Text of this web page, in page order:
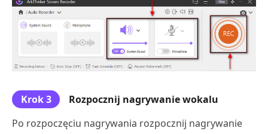
Krok 3
Rozpocznij nagrywanie wokalu
Po rozpoczęciu nagrywania rozpocznij nagrywanie